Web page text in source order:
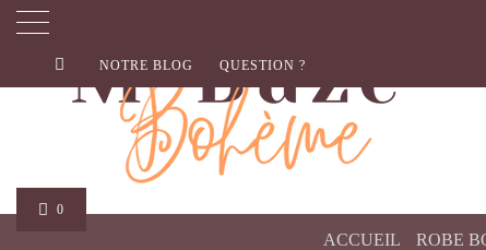
0
NOTRE BLOG QUESTION ?
ACCUEIL ROBE